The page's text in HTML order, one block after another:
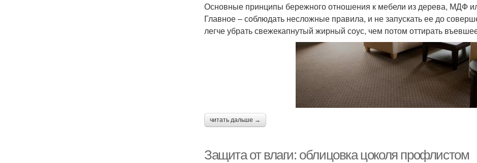
Основные принципы бережного отношения к мебели из дерева, МДФ
Главное – соблюдать несложные правила, и не запускать ее до
легче убрать свежекапнутый жирный соус, чем потом оттирать
читать дальше →
Защита от влаги: облицовка цоколя профлистом